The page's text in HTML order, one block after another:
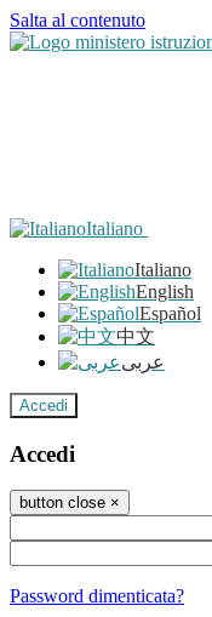
Salta al contenuto
Italiano
Italiano
English
Español
中文
عربى
Accedi
Accedi
button close ×
Password dimenticata?